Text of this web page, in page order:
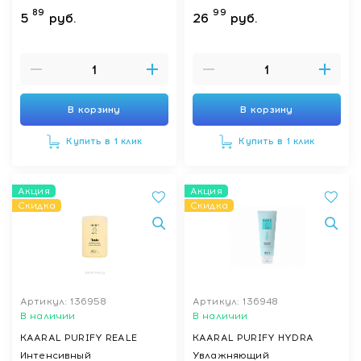
5 89 руб.
В корзину
Купить в 1 клик
поврежденных волос 350
мл
26 99 руб.
В корзину
Купить в 1 клик
Акция
Скидка
Артикул: 136958
В наличии
KAARAL PURIFY REALE
Интенсивный
Акция
Скидка
Артикул: 136948
В наличии
KAARAL PURIFY HYDRА
Увлажняющий